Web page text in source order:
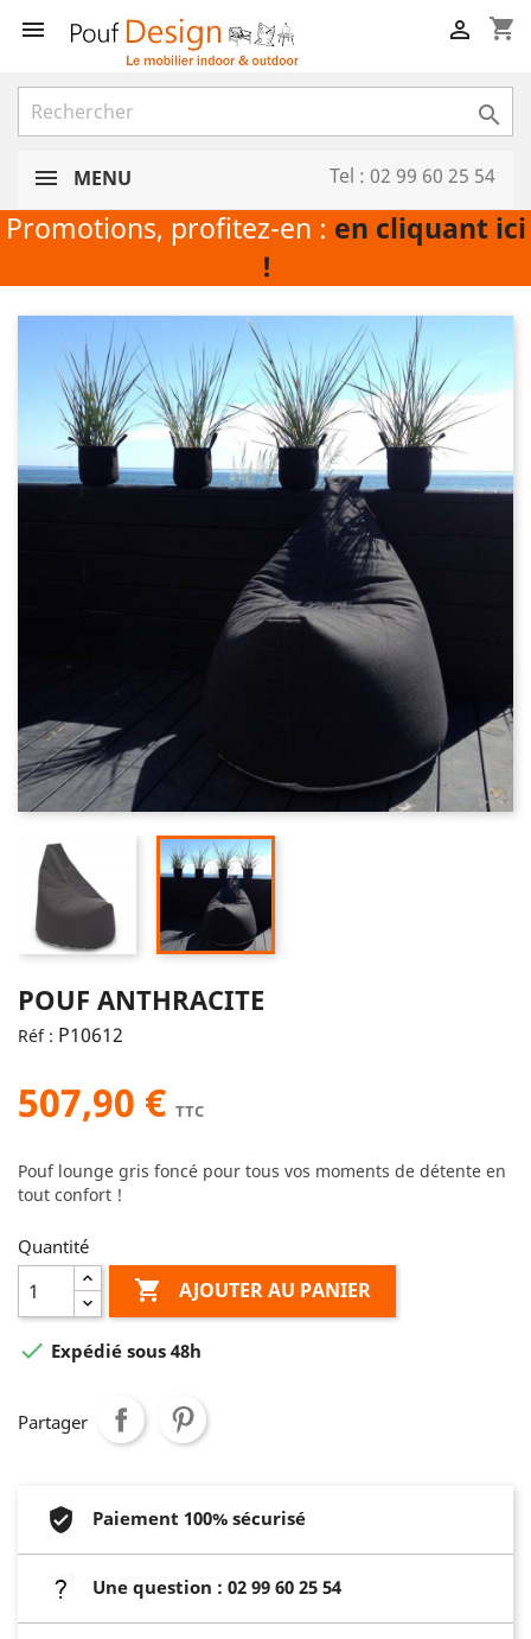
 shopping_cart


MENU Tel : 02 99 60 25 54
Promotions, profitez-en : en cliquant ici
!
POUF ANTHRACITE
Réf : P10612
507,90 € TTC
Pouf lounge gris foncé pour tous vos moments de détente en
tout confort !
Quantité
 AJOUTER AU PANIER
 Expédié sous 48h
Partager
Paiement 100% sécurisé
Une question : 02 99 60 25 54